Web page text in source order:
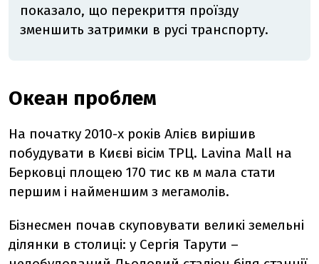
показало, що перекриття проїзду
зменшить затримки в русі транспорту.
Океан проблем
На початку 2010-х років Алієв вирішив
побудувати в Києві вісім ТРЦ. Lavina Mall на
Берковці площею 170 тис кв м мала стати
першим і найменшим з мегамолів.
Бізнесмен почав скуповувати великі земельні
ділянки в столиці: у Сергія Тарути –